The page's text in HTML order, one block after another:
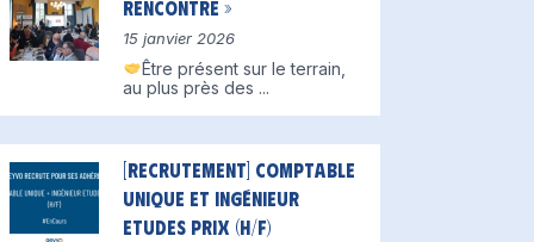
Rencontre »
15 janvier 2026
Être présent sur le terrain,
au plus près des ...
[Recrutement] Comptable
unique et Ingénieur
Etudes Prix (H/F)